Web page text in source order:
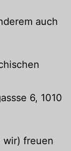
auch
6, 1010
wir) freuen